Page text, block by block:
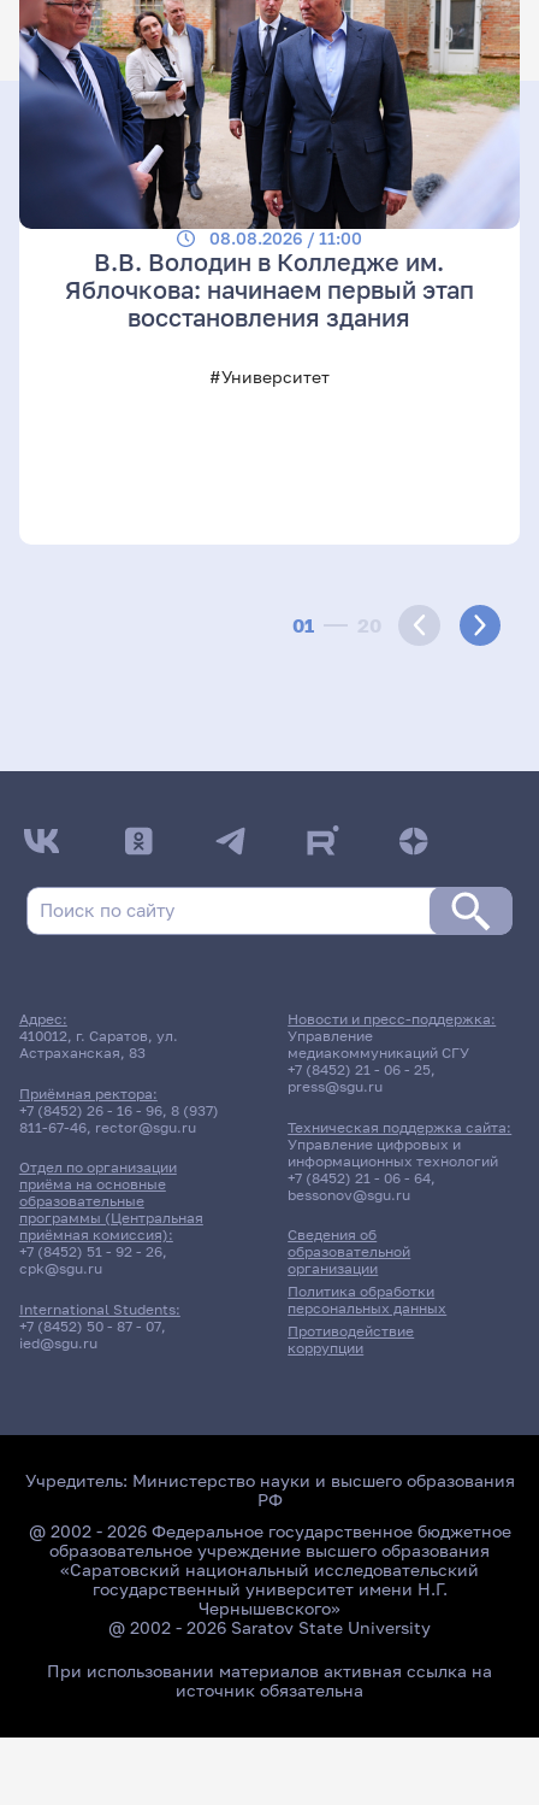
01 20
08.08.2026 / 11:00
В.В. Володин в Колледже им.
Яблочкова: начинаем первый этап
восстановления здания
#Университет
Адрес:
410012, г. Саратов, ул.
Астраханская, 83
Приёмная ректора:
+7 (8452) 26 - 16 - 96, 8 (937)
811-67-46, rector@sgu.ru
Отдел по организации
приёма на основные
образовательные
программы (Центральная
приёмная комиссия):
+7 (8452) 51 - 92 - 26,
cpk@sgu.ru
International Students:
+7 (8452) 50 - 87 - 07,
ied@sgu.ru
Сведения об
образовательной
организации
Политика обработки
персональных данных
Противодействие
коррупции
Новости и пресс-поддержка:
Управление
медиакоммуникаций СГУ
+7 (8452) 21 - 06 - 25,
press@sgu.ru
Техническая поддержка сайта:
Управление цифровых и
информационных технологий
+7 (8452) 21 - 06 - 64,
bessonov@sgu.ru
Учредитель: Министерство науки и высшего образования
РФ
@ 2002 - 2026 Федеральное государственное бюджетное
образовательное учреждение высшего образования
«Саратовский национальный исследовательский
государственный университет имени Н.Г.
Чернышевского»
@ 2002 - 2026 Saratov State University
При использовании материалов активная ссылка на
источник обязательна